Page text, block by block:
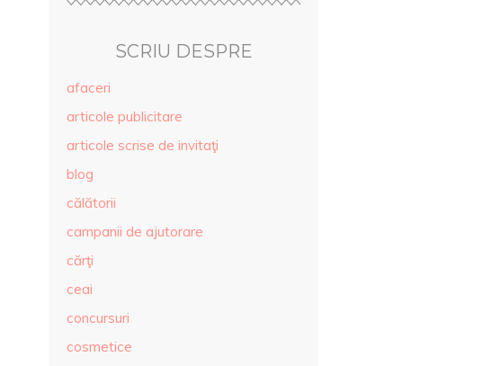
SCRIU DESPRE
afaceri
articole publicitare
articole scrise de invitaţi
blog
călătorii
campanii de ajutorare
cărţi
ceai
concursuri
cosmetice